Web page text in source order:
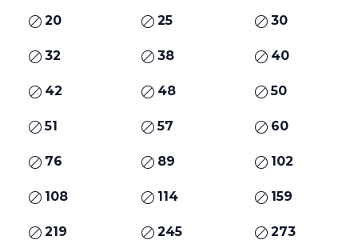
20 25 30
32 38 40
42 48 50
51 57 60
76 89 102
108 114 159
219 245 273